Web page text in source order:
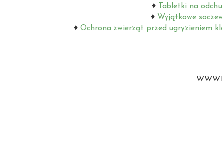
Tabletki na
Wyjątkowe
Ochrona zwierząt przed ugryzieniem